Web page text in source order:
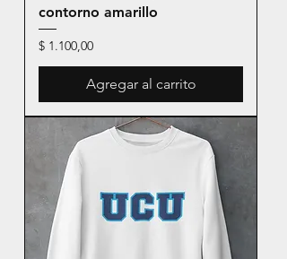
contorno amarillo
Precio
$ 1.100,00
Agregar al carrito